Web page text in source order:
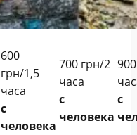
600
грн/1,5
часа
с
человека
700 грн/2
часа
с
человека
с